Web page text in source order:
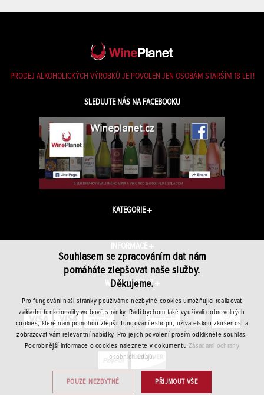
PRODEJ ALKOHOLICKÝCH VÝROBKŮ JE POVOLEN JEN OSOBÁM STARŠÍM 18 LET!
SLEDUJTE NÁS NA FACEBOOKU
KATEGORIE
INFORMACE
WINEPLANET.CZ
Souhlasem se zpracováním dat nám
pomáháte zlepšovat naše služby.
Děkujeme.
Pro fungování naší stránky používáme nezbytné cookies umožňující realizovat
základní funkcionality webové stránky. Rádi bychom také využívali dobrovolných
cookies, které nám pomohou zlepšit fungování eshopu, uživatelskou zkušenost a
zobrazovat vám relevantní nabídky. Pro jejich povolení prosím odklikněte souhlas.
Podrobnější informace o cookies naleznete v dokumentuZásadami ochrany
osobních údajů.
PŘIJMOUT VŠE
POUZE NEZBYTNÉ